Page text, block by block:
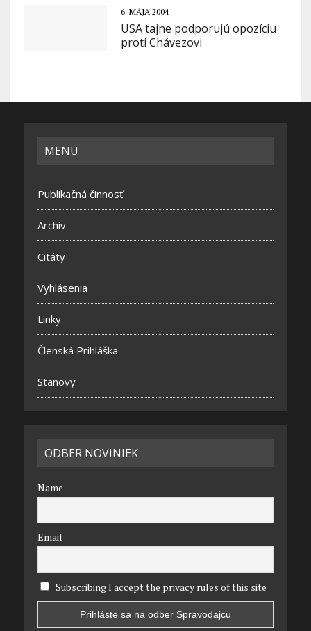
6. MÁJA 2004
USA tajne podporujú opozíciu
proti Chávezovi
MENU
Publikačná činnosť
Archív
Citáty
Vyhlásenia
Linky
Členská Prihláška
Stanovy
ODBER NOVINIEK
Name
Email
Subscribing I accept the privacy rules of this site